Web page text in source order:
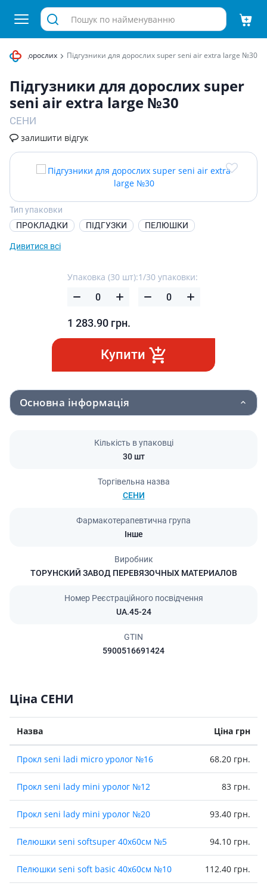
для дорослих Пiдгузники для дорослих super seni air extra large №30
Пiдгузники для дорослих super
seni air extra large №30
СЕНИ
залишити відгук
Тип упаковки
ПРОКЛАДКИ
ПІДГУЗКИ ПЕЛЮШКИ
Дивитися всі
Упаковка (30 шт):
1 283.90 грн.
1/30 упаковки:
Купити
Основна інформація
Кількість в упаковці
30 шт
Торгівельна назва
СЕНИ
Фармакотерапевтична група
Інше
Виробник
ТОРУНСКИЙ ЗАВОД ПЕРЕВЯЗОЧНЫХ МАТЕРИАЛОВ
Номер Реєстраційного посвідчення
UA.45-24
GTIN
5900516691424
Ціна СЕНИ
Назва Ціна грн
Прокл seni ladi micro уролог №16 68.20 грн.
Прокл seni lady mini уролог №12 83 грн.
Прокл seni lady mini уролог №20 93.40 грн.
Пелюшки seni softsuper 40х60см №5 94.10 грн.
Пелюшки seni soft basic 40х60см №10 112.40 грн.